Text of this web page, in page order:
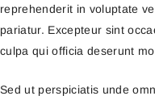
reprehenderit in voluptate
pariatur. Excepteur sint
culpa qui officia deserunt
Sed ut perspiciatis unde